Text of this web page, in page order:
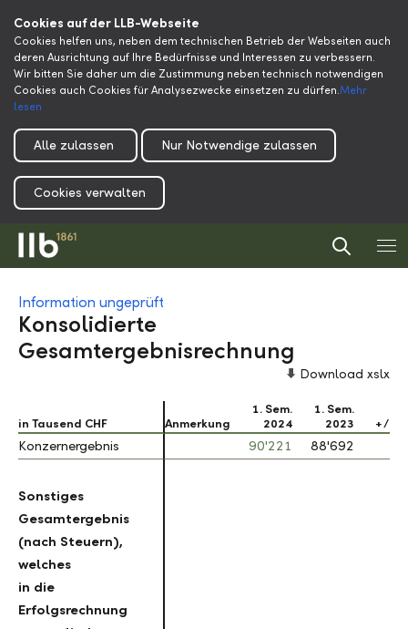
Cookies auf der LLB-Webseite
Cookies helfen uns, neben dem technischen Betrieb der Webseiten auch
deren Ausrichtung auf Ihre Bedürfnisse und Interessen zu verbessern.
Wir bitten Sie daher um die Zustimmung neben technisch notwendigen
Cookies auch Cookies für Analysezwecke einsetzen zu dürfen.Mehr
lesen
Alle zulassen Nur Notwendige zulassen
Cookies verwalten
Information ungeprüft
Konsolidierte
Gesamtergebnisrechnung
Download xslx
in Tausend CHF Anmerkung
1. Sem.
2024
1. Sem.
2023
+ / –
Konzernergebnis 90'221 88'692
Sonstiges
Gesamtergebnis
(nach Steuern),
welches
in die
Erfolgsrechnung
in Tausend CHF
Konzernergebnis
Sonstiges
Gesamtergebnis
(nach Steuern),
welches
in die
Erfolgsrechnung